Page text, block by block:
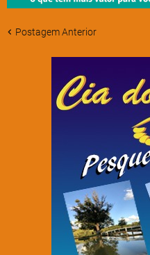
Postagem Anterior